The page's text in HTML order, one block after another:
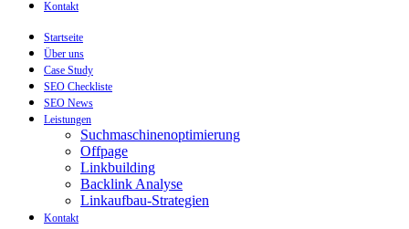
Kontakt
Startseite
Über uns
Case Study
SEO Checkliste
SEO News
Leistungen
Suchmaschinenoptimierung
Offpage
Linkbuilding
Backlink Analyse
Linkaufbau-Strategien
Kontakt